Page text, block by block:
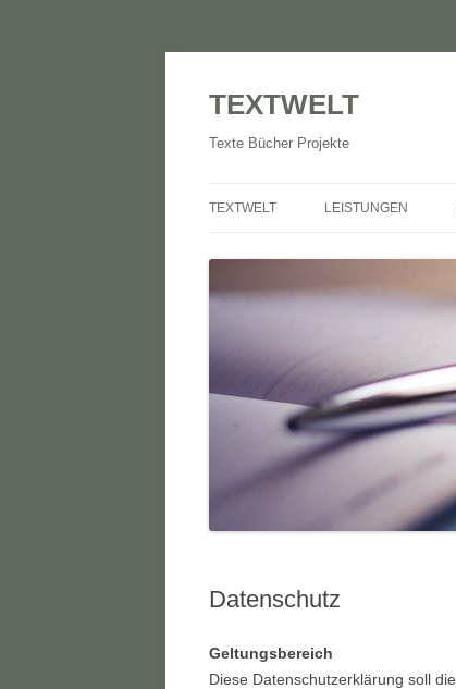
TEXTWELT
Texte Bücher Projekte
TEXTWELT LEISTUNGEN
Datenschutz
Geltungsbereich
Diese Datenschutzerklärung soll